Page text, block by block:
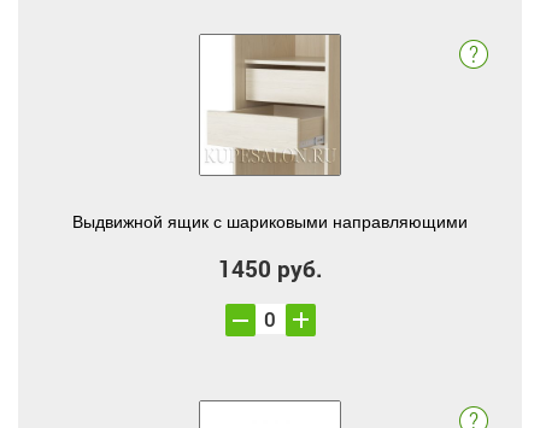
Выдвижной ящик с шариковыми направляющими
1450 руб.